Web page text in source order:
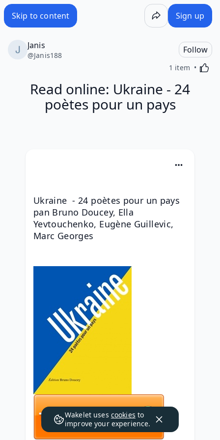
Skip to content Sign up
Janis
@Janis188
Follow
1 item
Read online: Ukraine - 24
poètes pour un pays
Ukraine  - 24 poètes pour un pays
pan Bruno Doucey, Ella
Yevtouchenko, Eugène Guillevic,
Marc Georges
Wakelet uses cookies to
improve your experience.